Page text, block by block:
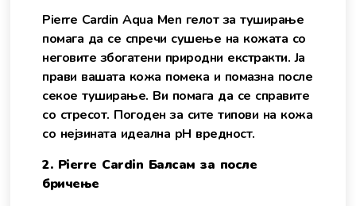
Pierre Cardin Aqua Men гелот за туширање
помага да се спречи сушење на кожата со
неговите збогатени природни екстракти. Ја
прави вашата кожа помека и помазна после
секое туширање. Ви помага да се справите
со стресот. Погоден за сите типови на кожа
со нејзината идеална pH вредност.
2. Pierre Cardin Балсам за после
бричење